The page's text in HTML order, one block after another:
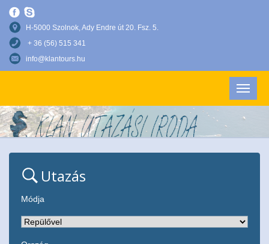
H-5000 Szolnok, Ady Endre út 20. Fsz. 5.
+ 36 (56) 515 341
info@klantours.hu
Utazás
Módja